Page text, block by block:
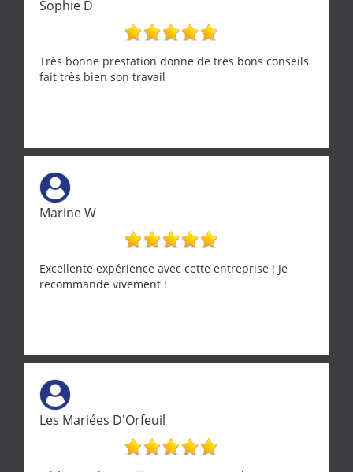
Sophie D
Très bonne prestation donne de très bons conseils
fait très bien son travail
Marine W
Excellente expérience avec cette entreprise ! Je
recommande vivement !
Les Mariées D'Orfeuil